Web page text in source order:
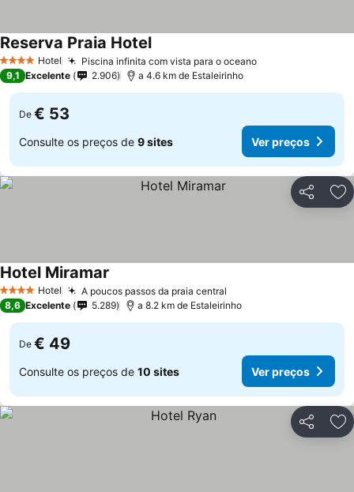
4 EstrelasHotel Piscina infinita com vista para o oceano
Reserva Praia Hotel
9,1 Excelente 2.906 a 4.6 km de Estaleirinho
De € 53
Consulte os preços de 9 sites Ver preços
Partilhar
4 EstrelasHotel A poucos passos da praia central
Hotel Miramar
8,6 Excelente 5.289 a 8.2 km de Estaleirinho
De € 49
Consulte os preços de 10 sites Ver preços
Partilhar